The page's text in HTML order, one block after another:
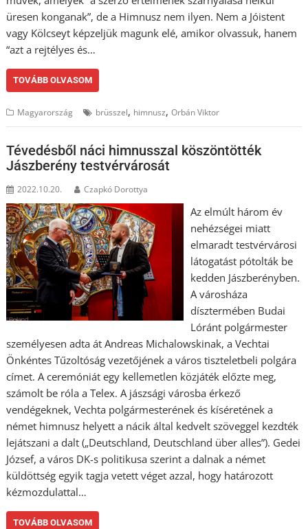
üresen konganak”, de a Himnusz nem ilyen. Nem a Jóistent
vagy Kölcseyt képzeljük magunk elé, amikor olvassuk, hanem
“azt a rejtélyes és…
TOVÁBB OLVASOM
Magyarország brüsszel, himnusz,Orbán Viktor
Tévedésből náci himnusszal köszöntötték
Jászberény testvérvárosát
2022.10.20. Czapkó Dorottya
Az elmúlt három év
nehézségei miatt
elmaradt testvérvárosi
látogatást pótolták be
kedden Jászberényben.
A városháza
dísztermében Budai
Lóránt polgármester
személyesen adta át Andreas Michalowskinak, a Vechtai
Önkéntes Tűzoltóság vezetőjének a város tiszteletbeli polgára
címet. A ceremóniát egy kellemetlen közjáték előzte meg,
számolt be róla a Telex. A jászsági városba érkező
vendégeknek, Vechta polgármesterének és kíséretének a
német himnusz helyett a nácik által kedvelt szöveggel kezdték
lejátszani a dalt („Deutschland, Deutschland über alles”). Gedei
József, a város DK-s politikusa szerint a dalnak a német
küldöttség egyik tagja vetett véget azzal, hogy határozott
kézmozdulattal…
TOVÁBB OLVASOM